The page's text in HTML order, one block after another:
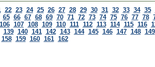
22 23 24 25 26 27 28 29 30 31 32 33 34 35
65 66 67 68 69 70 71 72 73 74 75 76 77 78
106 107 108 109 110 111 112 113 114 115 116
139 140 141 142 143 144 145 146 147 148 149
158 159 160 161 162